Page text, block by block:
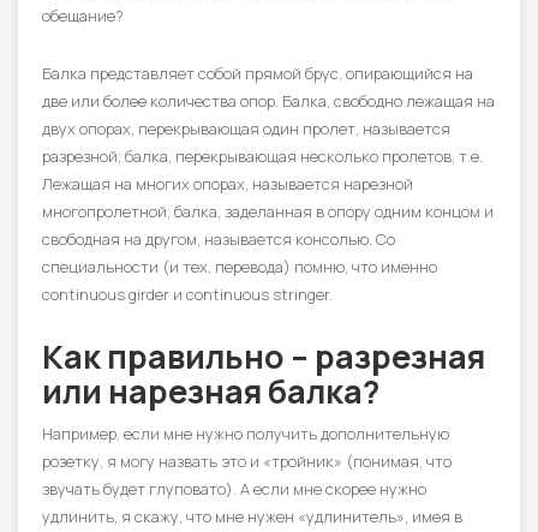
обещание?
Балка представляет собой прямой брус, опирающийся на
две или более количества опор. Балка, свободно лежащая на
двух опорах, перекрывающая один пролет, называется
разрезной; балка, перекрывающая несколько пролетов, т.е.
Лежащая на многих опорах, называется нарезной
многопролетной; балка, заделанная в опору одним концом и
свободная на другом, называется консолью. Со
специальности (и тех. перевода) помню, что именно
continuous girder и continuous stringer.
Как правильно – разрезная
или нарезная балка?
Например, если мне нужно получить дополнительную
розетку, я могу назвать это и «тройник» (понимая, что
звучать будет глуповато). А если мне скорее нужно
удлинить, я скажу, что мне нужен «удлинитель», имея в